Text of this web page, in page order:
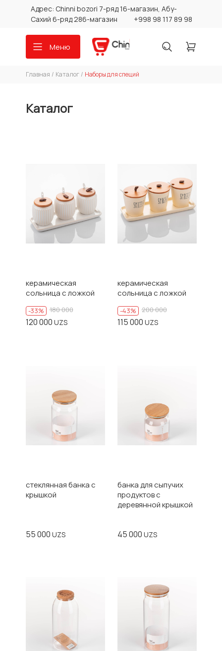
Адрес: Chinni bozori 7-ряд 16-магазин, Абу-
Сахий 6-ряд 286-магазин
+998 98 117 89 98
Меню
Главная / Каталог / Наборы для специй
Каталог
керамическая
сольница с ложкой
-33% 180 000
120 000 UZS
керамическая
сольница с ложкой
-43% 200 000
115 000 UZS
стеклянная банка с
крышкой
55 000 UZS
банка для сыпучих
продуктов с
деревянной крышкой
45 000 UZS